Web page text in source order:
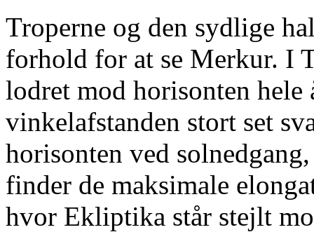
Troperne og den sydlige
forhold for at se Merkur. I
lodret mod horisonten hele
vinkelafstanden stort set
horisonten ved
finder de maksimale
hvor Ekliptika står stejlt